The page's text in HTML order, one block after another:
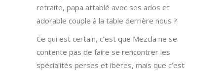
retraite, papa attablé avec ses ados et
adorable couple à la table derrière nous ?
Ce qui est certain, c’est que Mezcla ne se
contente pas de faire se rencontrer les
spécialités perses et ibères, mais que c’est